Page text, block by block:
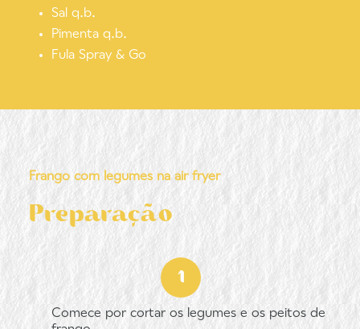
Frango com legumes na air fryer
Preparação
Comece por cortar os legumes e os peitos de
Sal q.b.
Pimenta q.b.
Fula Spray & Go